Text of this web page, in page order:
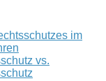
im
vs.